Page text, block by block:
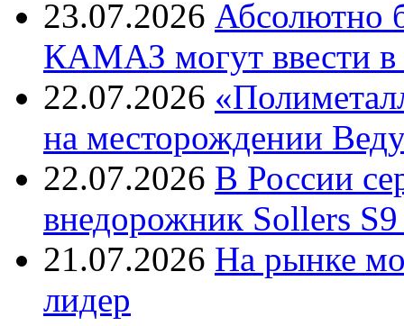
23.07.2026 Абсолютно
КАМАЗ могут ввести в
22.07.2026
на месторождении
22.07.2026 В России
внедорожник Sollers
21.07.2026 На рынке
лидер